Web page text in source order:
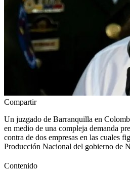
Compartir
Un juzgado de Barranquilla en
en medio de una compleja demanda
contra de dos empresas en las cuales
Producción Nacional del gobierno de
Contenido